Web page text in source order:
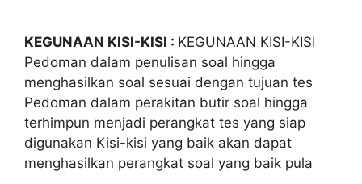
KEGUNAAN KISI-KISI : KEGUNAAN KISI-KISI
Pedoman dalam penulisan soal hingga
menghasilkan soal sesuai dengan tujuan tes
Pedoman dalam perakitan butir soal hingga
terhimpun menjadi perangkat tes yang siap
digunakan Kisi-kisi yang baik akan dapat
menghasilkan perangkat soal yang baik pula